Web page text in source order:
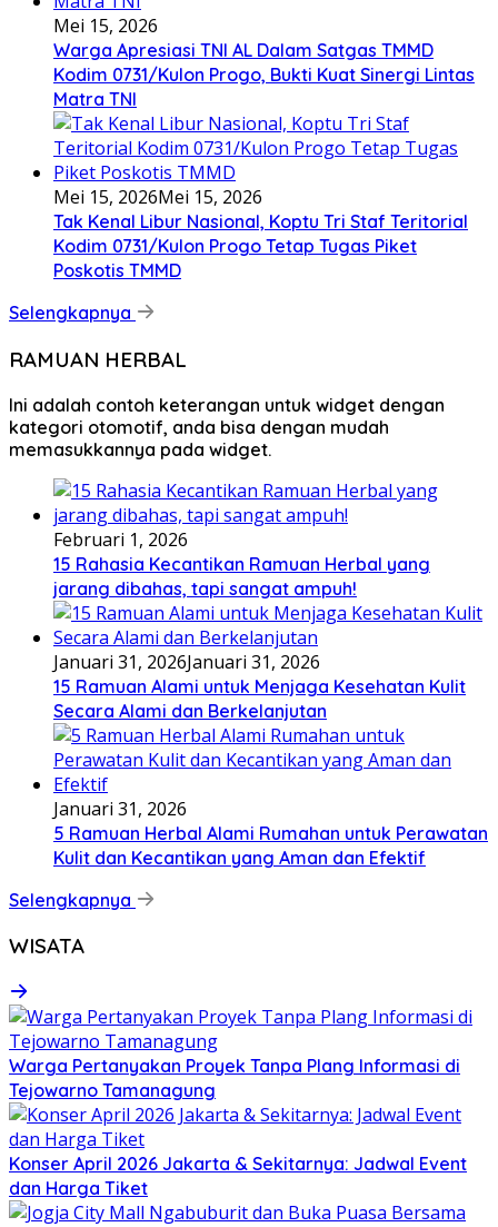
Mei 15, 2026
Warga Apresiasi TNI AL Dalam Satgas TMMD
Kodim 0731/Kulon Progo, Bukti Kuat Sinergi Lintas
Matra TNI
Mei 15, 2026Mei 15, 2026
Tak Kenal Libur Nasional, Koptu Tri Staf Teritorial
Kodim 0731/Kulon Progo Tetap Tugas Piket
Poskotis TMMD
Selengkapnya
RAMUAN HERBAL
Ini adalah contoh keterangan untuk widget dengan
kategori otomotif, anda bisa dengan mudah
memasukkannya pada widget.
Februari 1, 2026
15 Rahasia Kecantikan Ramuan Herbal yang
jarang dibahas, tapi sangat ampuh!
Januari 31, 2026Januari 31, 2026
15 Ramuan Alami untuk Menjaga Kesehatan Kulit
Secara Alami dan Berkelanjutan
Januari 31, 2026
5 Ramuan Herbal Alami Rumahan untuk Perawatan
Kulit dan Kecantikan yang Aman dan Efektif
Selengkapnya
WISATA
Warga Pertanyakan Proyek Tanpa Plang Informasi di
Tejowarno Tamanagung
Konser April 2026 Jakarta & Sekitarnya: Jadwal Event
dan Harga Tiket